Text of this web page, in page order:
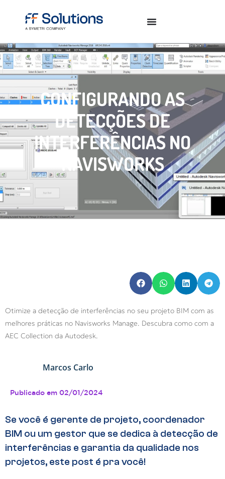
CONFIGURANDO AS
DETECÇÕES DE
INTERFERÊNCIAS NO
NAVISWORKS
Otimize a detecção de interferências no seu projeto BIM com as
melhores práticas no Navisworks Manage. Descubra como com a
AEC Collection da Autodesk.
Marcos Carlo
Publicado em 02/01/2024
Se você é gerente de projeto, coordenador
BIM ou um gestor que se dedica à detecção de
interferências e garantia da qualidade nos
projetos, este post é pra você!